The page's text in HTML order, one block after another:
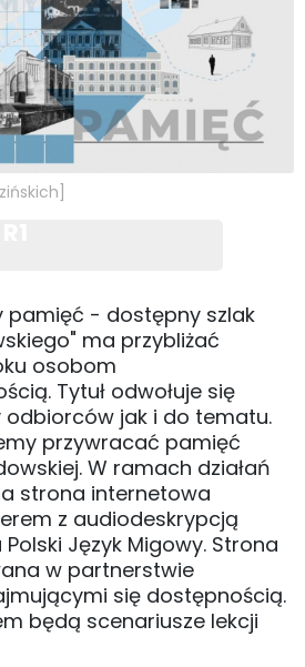
pamięć - dostępny szlak
ma przybliżać
osobom
Tytuł odwołuje się
jak i do tematu.
przywracać pamięć
W ramach działań
strona internetowa
z audiodeskrypcją
Język Migowy. Strona
w partnerstwie
się dostępnością.
będą scenariusze lekcji